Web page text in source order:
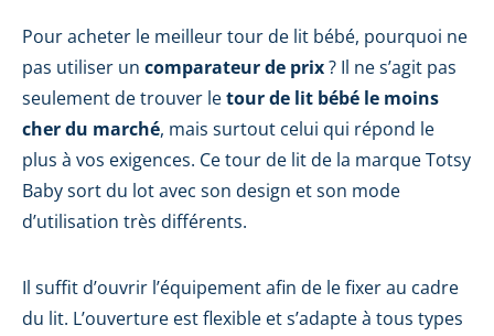
Pour acheter le meilleur tour de lit bébé, pourquoi ne
pas utiliser un comparateur de prix? Il ne s’agit pas
seulement de trouver letour de lit bébé le moins
cher du marché, mais surtout celui qui répond le
plus à vos exigences. Ce tour de lit de la marque Totsy
Baby sort du lot avec son design et son mode
d’utilisation très différents.
Il suffit d’ouvrir l’équipement afin de le fixer au cadre
du lit. L’ouverture est flexible et s’adapte à tous types